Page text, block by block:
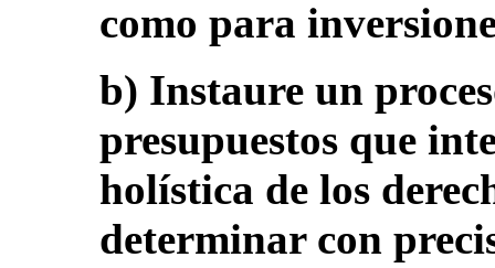
como para
b) Instaure un
presupuestos que
holística de los
determinar con